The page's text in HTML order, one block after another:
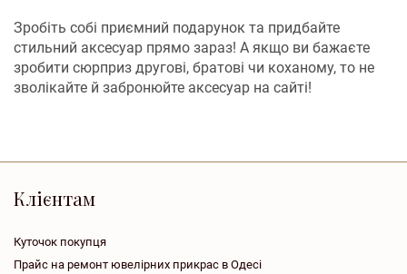
Зробіть собі приємний подарунок та придбайте
стильний аксесуар прямо зараз! А якщо ви бажаєте
зробити сюрприз другові, братові чи коханому, то не
зволікайте й забронюйте аксесуар на сайті!
Клієнтам
Куточок покупця
Прайс на ремонт ювелірних прикрас в Одесі